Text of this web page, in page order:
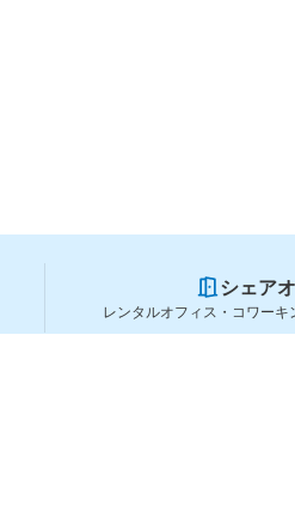
シェア
レンタルオフィス・コワー